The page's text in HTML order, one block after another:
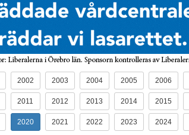
2002 2003 2004 2005 2006
2011 2012 2013 2014 2015
2020 2021 2022 2023 2024